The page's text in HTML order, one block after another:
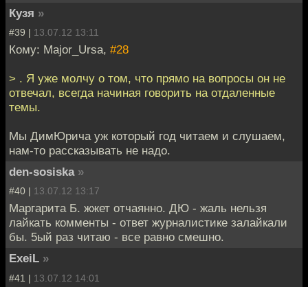
Кузя »
#39 | 13.07.12 13:11
Кому: Major_Ursa, #28
> . Я уже молчу о том, что прямо на вопросы он не
отвечал, всегда начиная говорить на отдаленные
темы.
Мы ДимЮрича уж который год читаем и слушаем,
нам-то рассказывать не надо.
den-sosiska »
#40 | 13.07.12 13:17
Маргарита Б. жжет отчаянно. ДЮ - жаль нельзя
лайкать комменты - ответ журналистике залайкали
бы. 5ый раз читаю - все равно смешно.
ExeiL »
#41 | 13.07.12 14:01